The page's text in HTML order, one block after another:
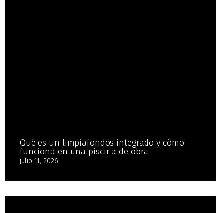
Qué es un limpiafondos integrado y cómo
funciona en una piscina de obra
julio 11, 2026